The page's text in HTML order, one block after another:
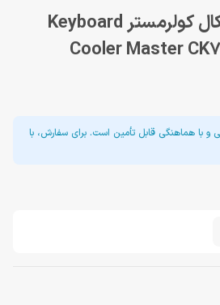
خرید کیبورد مکانیکال کولرمستر Keyboard
Cooler Master
با هماهنگی قابل تأمین است. برای سفارش، با